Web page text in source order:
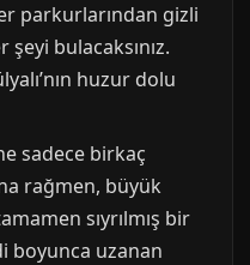
parkurlarından gizli
bulacaksınız.
huzur dolu
sadece birkaç
rağmen, büyük
sıyrılmış bir
boyunca uzanan